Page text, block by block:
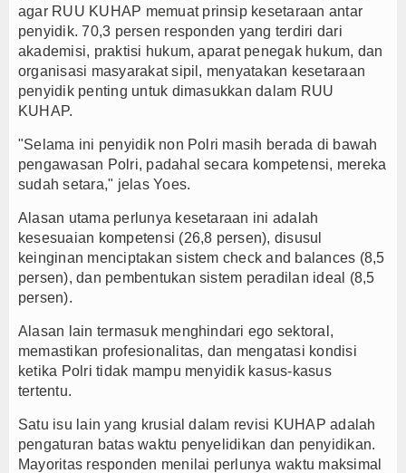
agar RUU KUHAP memuat prinsip kesetaraan antar
penyidik. 70,3 persen responden yang terdiri dari
akademisi, praktisi hukum, aparat penegak hukum, dan
organisasi masyarakat sipil, menyatakan kesetaraan
penyidik penting untuk dimasukkan dalam RUU
KUHAP.
"Selama ini penyidik non Polri masih berada di bawah
pengawasan Polri, padahal secara kompetensi, mereka
sudah setara," jelas Yoes.
Alasan utama perlunya kesetaraan ini adalah
kesesuaian kompetensi (26,8 persen), disusul
keinginan menciptakan sistem check and balances (8,5
persen), dan pembentukan sistem peradilan ideal (8,5
persen).
Alasan lain termasuk menghindari ego sektoral,
memastikan profesionalitas, dan mengatasi kondisi
ketika Polri tidak mampu menyidik kasus-kasus
tertentu.
Satu isu lain yang krusial dalam revisi KUHAP adalah
pengaturan batas waktu penyelidikan dan penyidikan.
Mayoritas responden menilai perlunya waktu maksimal